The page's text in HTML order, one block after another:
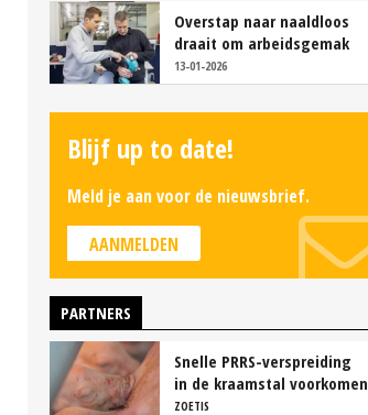
Overstap naar naaldloos
draait om arbeidsgemak
en diervriendelijkheid
13-01-2026
Blijf up to date!
Meld je aan voor de nieuwsbrief.
AANMELDEN
PARTNERS
Snelle PRRS-verspreiding
in de kraamstal voorkomen
ZOETIS